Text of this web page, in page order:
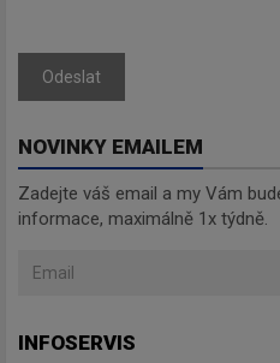
Odeslat
NOVINKY EMAILEM
Zadejte váš email a my Vám
informace, maximálně 1x týdně.
INFOSERVIS